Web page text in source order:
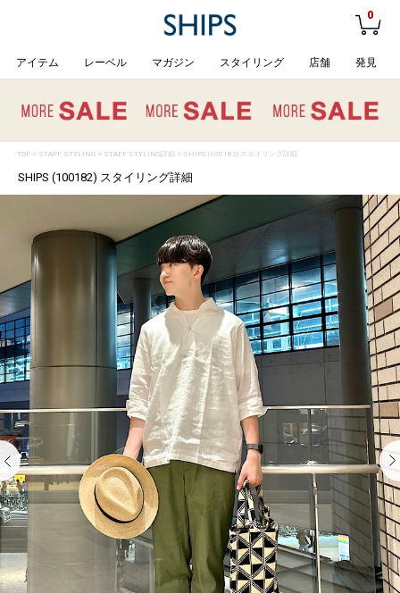
0
アイテム レーベル マガジン スタイリング 店舗 発見
TOP> STAFF STYLING> STAFF STYLING詳細 > SHIPS (100182) スタイリング詳細
SHIPS (100182) スタイリング詳細